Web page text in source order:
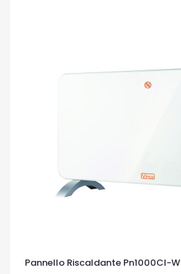
Pannello Riscaldante Pn1000Cl-W